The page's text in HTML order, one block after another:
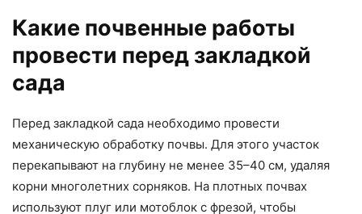
Какие почвенные работы
провести перед закладкой
сада
Перед закладкой сада необходимо провести
механическую обработку почвы. Для этого участок
перекапывают на глубину не менее 35–40 см, удаляя
корни многолетних сорняков. На плотных почвах
используют плуг или мотоблок с фрезой, чтобы